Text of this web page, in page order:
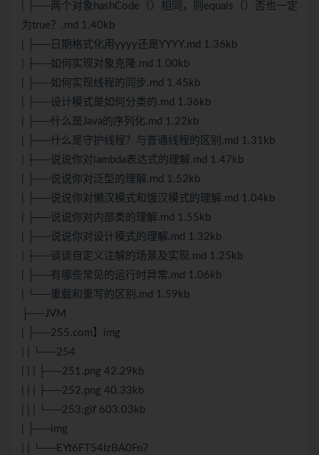
| ├──两个对象hashCode（）相同，则equals（）否也一定
为true？.md 1.40kb
| ├──日期格式化用yyyy还是YYYY.md 1.36kb
| ├──如何实现对象克隆.md 1.00kb
| ├──如何实现线程的同步.md 1.45kb
| ├──设计模式是如何分类的.md 1.36kb
| ├──什么是Java的序列化.md 1.22kb
| ├──什么是守护线程？与普通线程的区别.md 1.31kb
| ├──说说你对lambda表达式的理解.md 1.47kb
| ├──说说你对泛型的理解.md 1.52kb
| ├──说说你对懒汉模式和饿汉模式的理解.md 1.04kb
| ├──说说你对内部类的理解.md 1.55kb
| ├──说说你对设计模式的理解.md 1.32kb
| ├──谈谈自定义注解的场景及实现.md 1.25kb
| ├──有哪些常见的运行时异常.md 1.06kb
| └──重载和重写的区别.md 1.59kb
├──JVM
| ├──255.com】img
| | └──254
| | | ├──251.png 42.29kb
| | | ├──252.png 40.33kb
| | | └──253.gif 603.03kb
| ├──img
| | └──EYt6FT54IzBA0Fn7